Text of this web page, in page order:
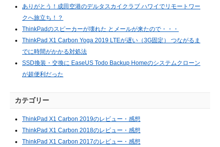
ありがとう！成田空港のデルタスカイクラブ ハワイでリモートワー
クへ旅立ち！？
ThinkPadのスピーカーが壊れた とメールが来たので・・・
ThinkPad X1 Carbon Yoga 2019 LTEが遅い（3G固定） つながるま
でに時間がかかる対処法
SSD換装・交換に EaseUS Todo Backup Homeのシステムクローン
が超便利だった
カテゴリー
ThinkPad X1 Carbon 2019のレビュー・感想
ThinkPad X1 Carbon 2018のレビュー・感想
ThinkPad X1 Carbon 2017のレビュー・感想